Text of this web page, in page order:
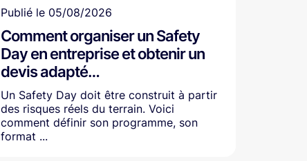
Article
Publié le 05/08/2026
Comment organiser un Safety
Day en entreprise et obtenir un
devis adapté…
Un Safety Day doit être construit à partir
des risques réels du terrain. Voici
comment définir son programme, son
format ...